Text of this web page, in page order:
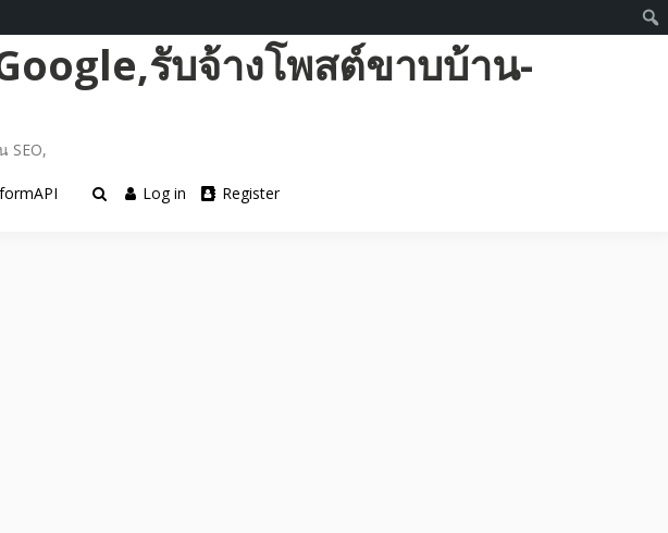
รับจ้างโพสต์ขาบบ้าน-
SEO,
formAPI Log in Register